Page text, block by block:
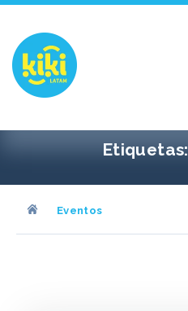
Ir
contenido
Etiquetas:
Eventos